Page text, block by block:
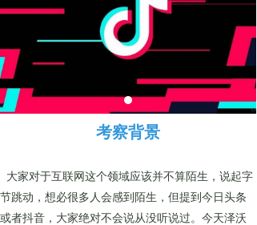
成功案例
关于我们
联系我们
考察背景
大家对于互联网这个领域应该并不算陌生，说起字
节跳动，想必很多人会感到陌生，但提到今日头条
或者抖音，大家绝对不会说从没听说过。今天泽沃